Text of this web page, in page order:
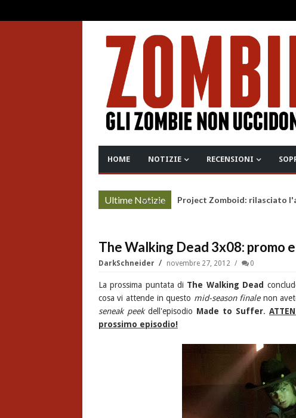
HOME NOTIZIE RECENSIONI
Ultime Notizie
More » Project Zomboid: rilasciato
The Walking Dead 3x08: promo
DarkSchneider novembre 27, 2012 0
La prossima puntata di The Walking Dead
cosa vi attende in questo mid-season finalenon
seneak peekdell'episodio Made to Suffer.
prossimo episodio!